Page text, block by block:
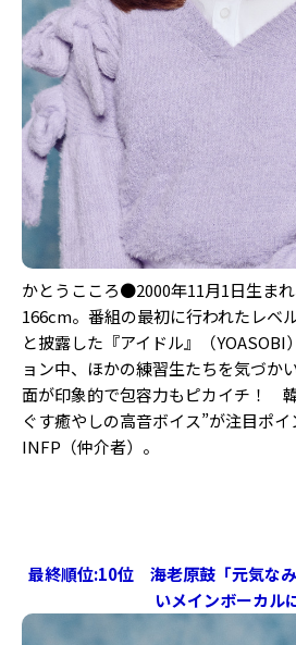
かとうこころ●2000年11月1日生ま
166cm。番組の最初に行われたレベ
と披露した『アイドル』（
ョン中、ほかの練習生たちを気づか
面が印象的で包容力もピカイチ！
ぐす癒やしの高音ボイス”が注目ポ
INFP（仲介者）。
最終順位:10位 海老原鼓「元気な
いメインボーカル